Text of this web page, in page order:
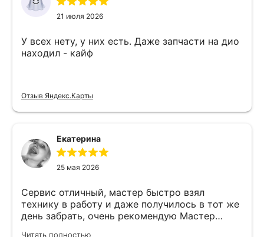
21 июля 2026
У всех нету, у них есть. Даже запчасти на дио
находил - кайф
Отзыв Яндекс.Карты
Екатерина
25 мая 2026
Сервис отличный, мастер быстро взял
технику в работу и даже получилось в тот же
день забрать, очень рекомендую Мастер
Читать полностью